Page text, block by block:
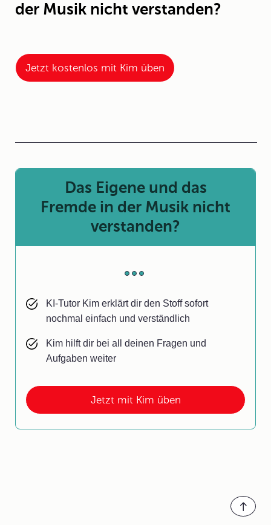
der Musik nicht verstanden?
Jetzt kostenlos mit Kim üben
Jetzt mit Kim üben
Das Eigene und das
Fremde in der Musik nicht
verstanden?
KI-Tutor Kim erklärt dir den Stoff sofort
nochmal einfach und verständlich
Kim hilft dir bei all deinen Fragen und
Aufgaben weiter